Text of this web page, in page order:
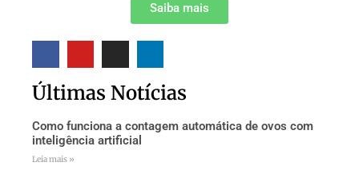
Saiba mais
Últimas Notícias
Como funciona a contagem automática de ovos com
inteligência artificial
Leia mais »